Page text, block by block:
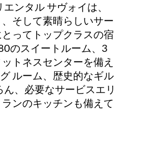
ンタル サヴォイは、
そして素晴らしいサー
ってトップクラスの宿
のスイートルーム、3
トネスセンターを備え
ルーム、歴史的なギル
、必要なサービスエリ
ンのキッチンも備えて